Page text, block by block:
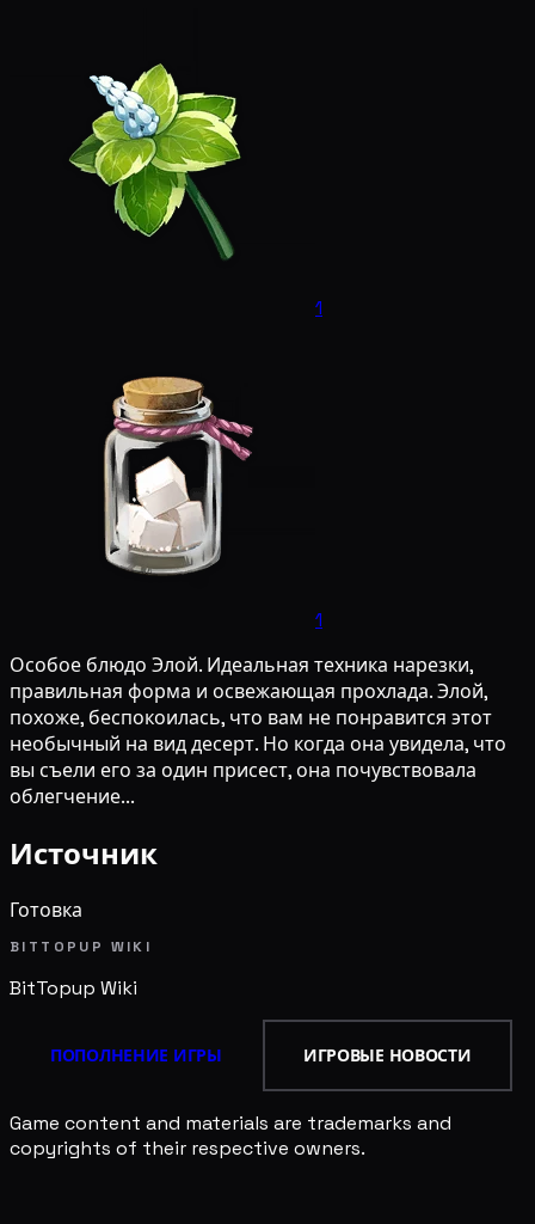
1
1
Особое блюдо Элой. Идеальная техника нарезки,
правильная форма и освежающая прохлада. Элой,
похоже, беспокоилась, что вам не понравится этот
необычный на вид десерт. Но когда она увидела, что
вы съели его за один присест, она почувствовала
облегчение...
Источник
Готовка
BITTOPUP WIKI
BitTopup Wiki
ПОПОЛНЕНИЕ ИГРЫ ИГРОВЫЕ НОВОСТИ
Game content and materials are trademarks and
copyrights of their respective owners.